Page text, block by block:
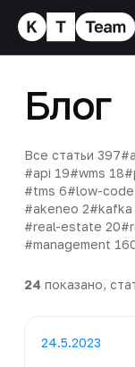
Блог
Все статьи 397
#api 19#wms 18
#tms 6#low-code
#akeneo 2#kafka
#real-estate 20
#management
24 показано,
24.5.2023